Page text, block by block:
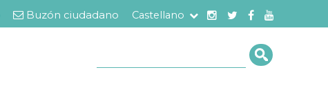
Buzón ciudadano Castellano